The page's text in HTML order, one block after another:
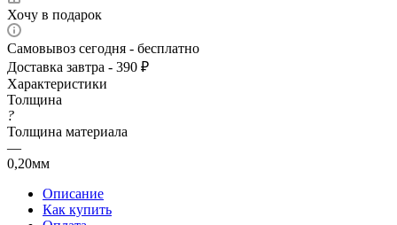
Хочу в подарок
Самовывоз сегодня - бесплатно
Доставка завтра - 390 ₽
Характеристики
Толщина
?
Толщина материала
—
0,20мм
Описание
Как купить